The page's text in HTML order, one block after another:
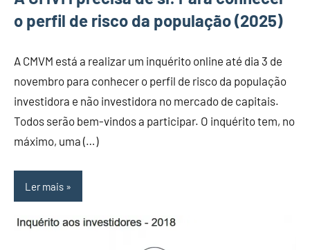
o perfil de risco da população (2025)
A CMVM está a realizar um inquérito online até dia 3 de
novembro para conhecer o perfil de risco da população
investidora e não investidora no mercado de capitais.
Todos serão bem-vindos a participar. O inquérito tem, no
máximo, uma (…)
Ler mais